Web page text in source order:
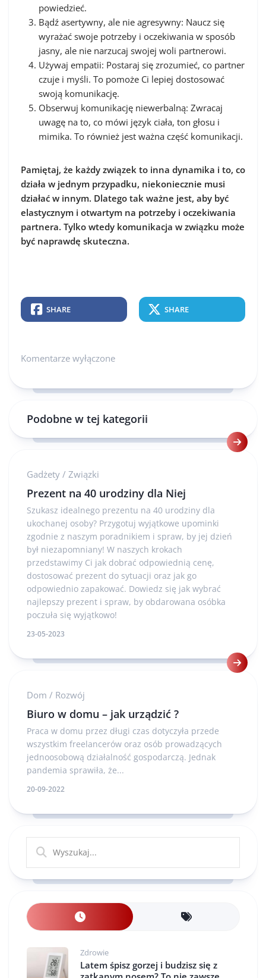
powiedzieć.
Bądź asertywny, ale nie agresywny: Naucz się
wyrażać swoje potrzeby i oczekiwania w sposób
jasny, ale nie narzucaj swojej woli partnerowi.
Używaj empatii: Postaraj się zrozumieć, co partner
czuje i myśli. To pomoże Ci lepiej dostosować
swoją komunikację.
Obserwuj komunikację niewerbalną: Zwracaj
uwagę na to, co mówi język ciała, ton głosu i
mimika. To również jest ważna część komunikacji.
Pamiętaj, że każdy związek to inna dynamika i to, co
działa w jednym przypadku, niekoniecznie musi
działać w innym. Dlatego tak ważne jest, aby być
elastycznym i otwartym na potrzeby i oczekiwania
partnera. Tylko wtedy komunikacja w związku może
być naprawdę skuteczna.
SHARE SHARE
Komentarze wyłączone
Podobne w tej kategorii
Gadżety / Związki
Prezent na 40 urodziny dla Niej
Szukasz idealnego prezentu na 40 urodziny dla
ukochanej osoby? Przygotuj wyjątkowe upominki
zgodnie z naszym poradnikiem i spraw, by jej dzień
był niezapomniany! W naszych krokach
przedstawimy Ci jak dobrać odpowiednią cenę,
dostosować prezent do sytuacji oraz jak go
odpowiednio zapakować. Dowiedz się jak wybrać
najlepszy prezent i spraw, by obdarowana osóbka
poczuła się wyjątkowo!
23-05-2023
Dom / Rozwój
Biuro w domu – jak urządzić ?
Praca w domu przez długi czas dotyczyła przede
wszystkim freelancerów oraz osób prowadzących
jednoosobową działalność gospodarczą. Jednak
pandemia sprawiła, że...
20-09-2022
Zdrowie
Latem śpisz gorzej i budzisz się z